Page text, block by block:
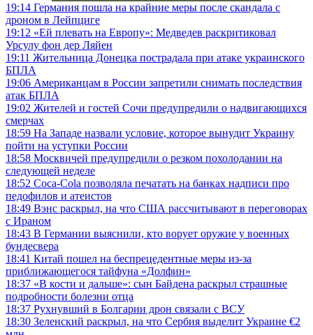
19:14 Германия пошла на крайние меры после скандала с
дроном в Лейпциге
19:12 «Ей плевать на Европу»: Медведев раскритиковал
Урсулу фон дер Ляйен
19:11 Жительница Донецка пострадала при атаке украинского
БПЛА
19:06 Американцам в России запретили снимать последствия
атак БПЛА
19:02 Жителей и гостей Сочи предупредили о надвигающихся
смерчах
18:59 На Западе назвали условие, которое вынудит Украину
пойти на уступки России
18:58 Москвичей предупредили о резком похолодании на
следующей неделе
18:52 Coca-Cola позволяла печатать на банках надписи про
педофилов и атеистов
18:49 Вэнс раскрыл, на что США рассчитывают в переговорах
с Ираном
18:43 В Германии выяснили, кто ворует оружие у военных
бундесвера
18:41 Китай пошел на беспрецедентные меры из-за
приближающегося тайфуна «Долфин»
18:37 «В кости и дальше»: сын Байдена раскрыл страшные
подробности болезни отца
18:37 Рухнувший в Болгарии дрон связали с ВСУ
18:30 Зеленский раскрыл, на что Сербия выделит Украине €2